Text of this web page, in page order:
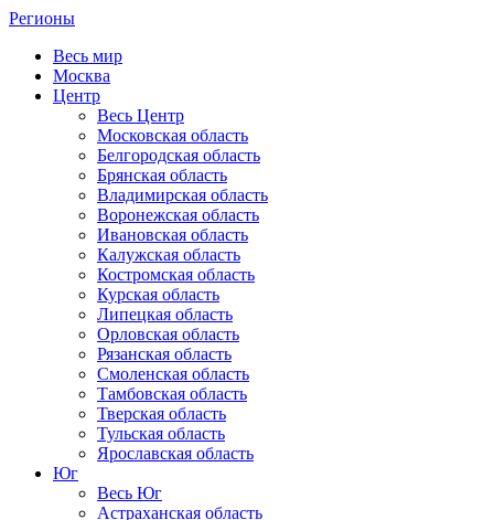
Регионы
Весь мир
Москва
Центр
Весь Центр
Московская область
Белгородская область
Брянская область
Владимирская область
Воронежская область
Ивановская область
Калужская область
Костромская область
Курская область
Липецкая область
Орловская область
Рязанская область
Смоленская область
Тамбовская область
Тверская область
Тульская область
Ярославская область
Юг
Весь Юг
Астраханская область